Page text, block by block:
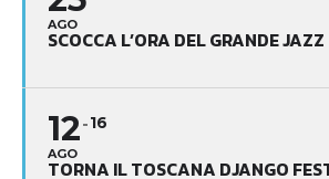
AGO
SCOCCA L’ORA DEL GRANDE JAZZ
12
AGO
16
TORNA IL TOSCANA DJANGO